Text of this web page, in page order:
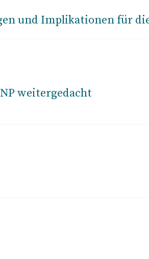
und Implikationen für
weitergedacht